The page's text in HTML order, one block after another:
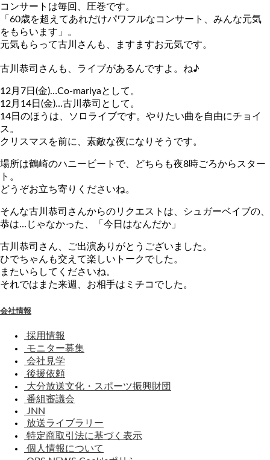
コンサートは毎回、圧巻です。
「60歳を超えてあれだけパワフルなコンサート、みんな元気
をもらいます」。
元気もらって古川さんも、ますますお元気です。
古川恭司さんも、ライブがあるんですよ。ね♪
12月7日(金)…Co-mariyaとして。
12月14日(金)…古川恭司として。
14日のほうは、ソロライブです。やりたい曲を自由にチョイ
ス。
クリスマスを前に、素敵な夜になりそうです。
場所は鶴崎のハニービートで、どちらも夜8時ごろからスター
ト。
どうぞお立ち寄りくださいね。
そんな古川恭司さんからのリクエストは、シュガーベイブの、
恭は…じゃなかった、「今日はなんだか」
古川恭司さん、ご出演ありがとうございました。
ひでちゃんも交えて楽しいトークでした。
またいらしてくださいね。
それではまた来週、お相手はミチコでした。
会社情報
採用情報
モニター募集
会社見学
後援依頼
大分放送文化・スポーツ振興財団
番組審議会
JNN
放送ライブラリー
特定商取引法に基づく表示
個人情報について